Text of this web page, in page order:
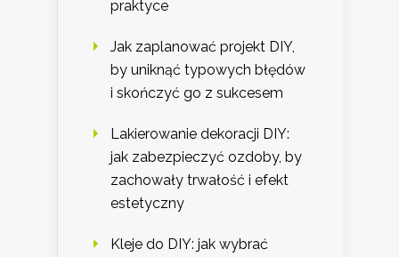
praktyce
Jak zaplanować projekt DIY,
by uniknąć typowych błędów
i skończyć go z sukcesem
Lakierowanie dekoracji DIY:
jak zabezpieczyć ozdoby, by
zachowały trwałość i efekt
estetyczny
Kleje do DIY: jak wybrać